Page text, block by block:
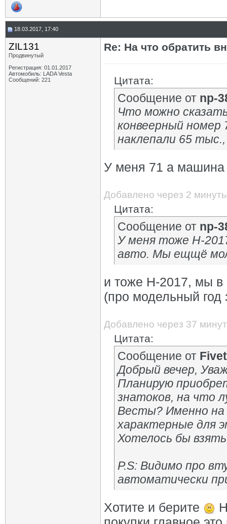
18.03.2017, 17:40
ZIL131
Продвинутый
Регистрация: 01.01.2017
Автомобиль: LADA Vesta
Сообщений: 221
Re: На что обратить
Цитата:
Сообщение от np-
Что можно
конвеерный номер
наклепали 65
У меня 71 а машина
Добавлено через 2
Цитата:
Сообщение от np-
У меня тоже H-
авто. Мы ещщё
и тоже H-2017, мы
(про модельный
Добавлено через 37 минут
Цитата:
Сообщение от
Добрый вечер,
Планирую
знатоков, на что
Весты? Именно на
характерные для
Хотелось бы
P.S: Видимо про
автоматически
Хотите и берите